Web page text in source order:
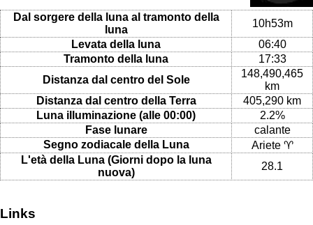
Dal sorgere della luna al tramonto della
luna
10h53m
Levata della luna
06:40
Tramonto della luna
17:33
Distanza dal centro del Sole
148,490,465
km
Distanza dal centro della Terra
405,290 km
Luna illuminazione (alle 00:00)
2.2%
Fase lunare
calante
Segno zodiacale della Luna
Ariete ♈
L'età della Luna (Giorni dopo la luna
nuova)
28.1
Links